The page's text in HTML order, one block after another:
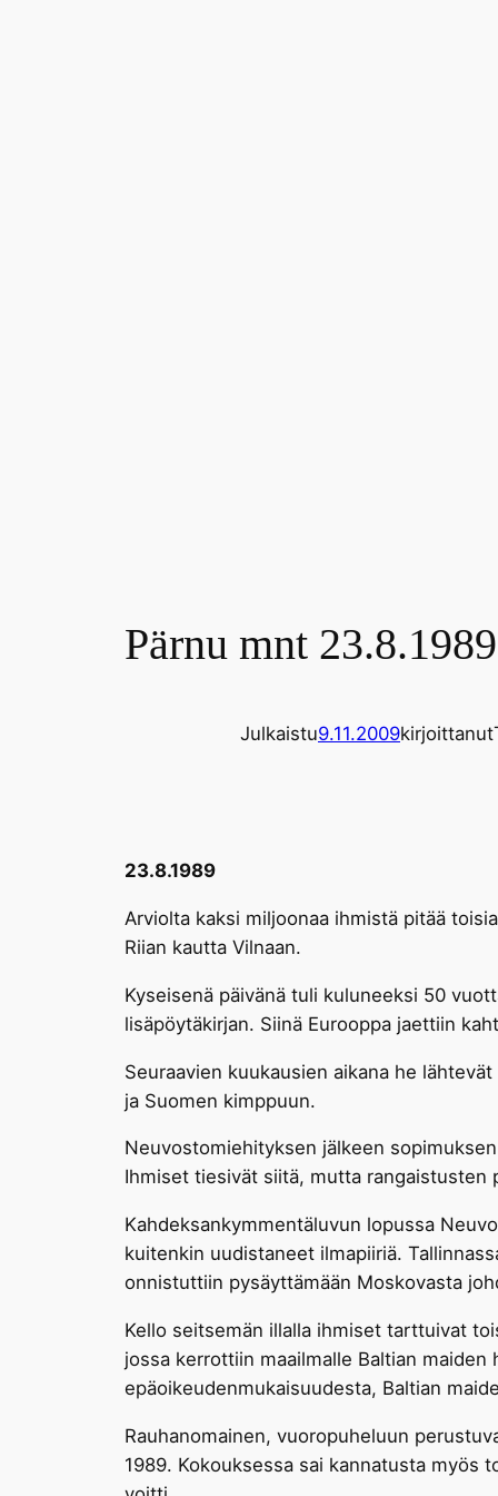
Pärnu mnt
Julkaistu9.11.2009kirjoittanut
23.8.1989
Arviolta kaksi miljoonaa ihmistä pitää
Riian kautta Vilnaan.
Kyseisenä päivänä tuli kuluneeksi 50
lisäpöytäkirjan. Siinä Eurooppa jaettiin
Seuraavien kuukausien aikana he
ja Suomen kimppuun.
Neuvostomiehityksen jälkeen
Ihmiset tiesivät siitä, mutta rangaistusten
Kahdeksankymmentäluvun lopussa
kuitenkin uudistaneet ilmapiiriä.
onnistuttiin pysäyttämään Moskovasta
Kello seitsemän illalla ihmiset tarttuivat
jossa kerrottiin maailmalle Baltian
epäoikeudenmukaisuudesta, Baltian
Rauhanomainen, vuoropuheluun
1989. Kokouksessa sai kannatusta myös